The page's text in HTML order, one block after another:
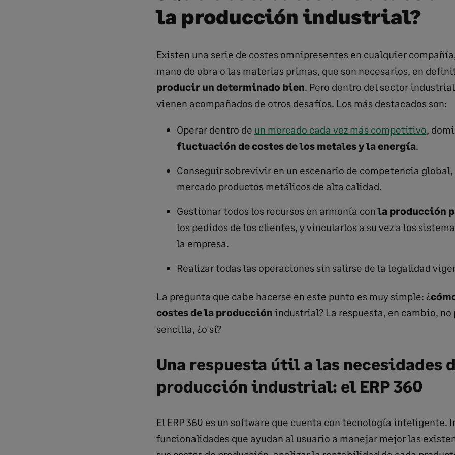
la producción industrial?
Existen una serie de costes omnipresentes en cualquier
mano de obra o las materias primas, que son necesarios, en
producir un determinado bien. Pero dentro del sector
vienen acompañados de otros desafíos. Los más destacados son:
Operar dentro de un mercado cada vez más competitivo,
fluctuación de costes de los metales y la energía.
Conseguir sobrevivir en un escenario de competencia global,
mercado productos metálicos de alta calidad.
Gestionar todos los recursos en armonía conla producción
los pedidos de los clientes, y vincularlos a su vez a los
la empresa.
Realizar todas las operaciones sin salirse de la legalidad
La pregunta que cabe hacerse en este punto es muy simple: ¿
costes de la producción industrial? La respuesta, en cambio, no
sencilla, ¿o sí?
Una respuesta útil a las necesidades
producción industrial: el ERP 360
El ERP 360 es un software que cuenta con tecnología inteligente.
funcionalidades que ayudan al usuario a manejar mejor las